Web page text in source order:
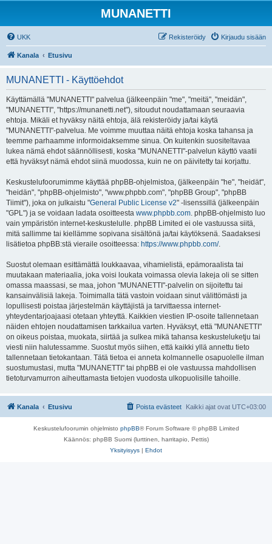
MUNANETTI
UKK Kirjaudu sisään
Rekisteröidy
Kanala Etusivu
MUNANETTI - Käyttöehdot
Käyttämällä "MUNANETTI" palvelua (jälkeenpäin "me", "meitä", "meidän",
"MUNANETTI", "https://munanetti.net"), sitoudut noudattamaan seuraavia
ehtoja. Mikäli et hyväksy näitä ehtoja, älä rekisteröidy ja/tai käytä
"MUNANETTI"-palvelua. Me voimme muuttaa näitä ehtoja koska tahansa ja
teemme parhaamme informoidaksemme sinua. On kuitenkin suositeltavaa
lukea nämä ehdot säännöllisesti, koska "MUNANETTI"-palvelun käyttö vaatii
että hyväksyt nämä ehdot siinä muodossa, kuin ne on päivitetty tai korjattu.
Keskustelufoorumimme käyttää phpBB-ohjelmistoa, (jälkeenpäin "he", "heidät",
"heidän", "phpBB-ohjelmisto", "www.phpbb.com", "phpBB Group", "phpBB
Tiimit"), joka on julkaistu "General Public License v2" -lisenssillä (jälkeenpäin
"GPL") ja se voidaan ladata osoitteesta www.phpbb.com. phpBB-ohjelmisto luo
vain ympäristön internet-keskustelulle. phpBB Limited ei ole vastuussa siitä,
mitä sallimme tai kiellämme sopivana sisältönä ja/tai käytöksenä. Saadaksesi
lisätietoa phpBB:stä vieraile osoitteessa: https://www.phpbb.com/.
Suostut olemaan esittämättä loukkaavaa, vihamielistä, epämoraalista tai
muutakaan materiaalia, joka voisi loukata voimassa olevia lakeja oli se sitten
omassa maassasi, se maa, johon "MUNANETTI"-palvelin on sijoitettu tai
kansainvälisiä lakeja. Toimimalla tätä vastoin voidaan sinut välittömästi ja
lopullisesti poistaa järjestelmän käyttäjistä ja tarvittaessa internet-
yhteydentarjoajaasi otetaan yhteyttä. Kaikkien viestien IP-osoite tallennetaan
näiden ehtojen noudattamisen tarkkailua varten. Hyväksyt, että "MUNANETTI"
on oikeus poistaa, muokata, siirtää ja sulkea mikä tahansa keskusteluketju tai
viesti niin halutessamme. Suostut myös siihen, että kaikki yllä annettu tieto
tallennetaan tietokantaan. Tätä tietoa ei anneta kolmannelle osapuolelle ilman
suostumustasi, mutta "MUNANETTI" tai phpBB ei ole vastuussa mahdollisen
tietoturvamurron aiheuttamasta tietojen vuodosta ulkopuolisille tahoille.
Kanala Etusivu Kaikki ajat ovat UTC+03:00
Poista evästeet
Keskustelufoorumin ohjelmisto phpBB® Forum Software © phpBB Limited
Käännös: phpBB Suomi (lurttinen, harritapio, Pettis)
Yksityisyys | Ehdot